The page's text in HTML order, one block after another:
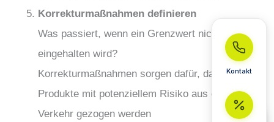
Korrekturmaßnahmen definieren
Was passiert, wenn ein Grenzwert nicht
eingehalten wird?
Korrekturmaßnahmen sorgen dafür, dass
Produkte mit potenziellem Risiko aus dem
Verkehr gezogen werden
Kontakt